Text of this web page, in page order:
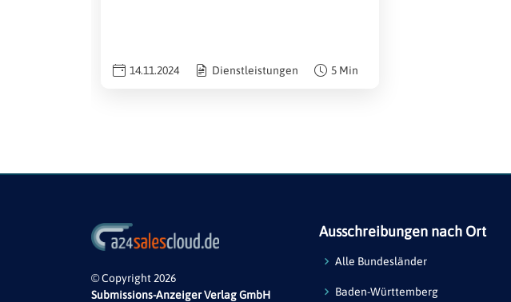
14.11.2024 Dienstleistungen 5 Min
© Copyright 2026
Submissions-Anzeiger Verlag GmbH
Ausschreibungen nach Ort
Alle Bundesländer
Baden-Württemberg